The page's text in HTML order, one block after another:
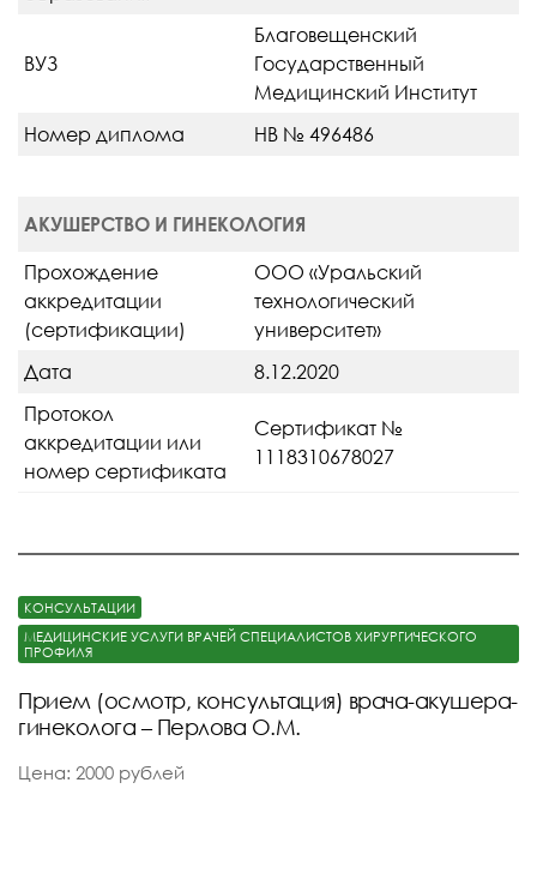
ВУЗ
Благовещенский
Государственный
Медицинский Институт
Номер диплома
НВ № 496486
АКУШЕРСТВО И ГИНЕКОЛОГИЯ
Прохождение
аккредитации
(сертификации)
ООО «Уральский
технологический
университет»
Дата
8.12.2020
Протокол
аккредитации или
номер сертификата
Сертификат №
1118310678027
КОНСУЛЬТАЦИИ
МЕДИЦИНСКИЕ УСЛУГИ ВРАЧЕЙ СПЕЦИАЛИСТОВ ХИРУРГИЧЕСКОГО
ПРОФИЛЯ
Прием (осмотр, консультация) врача-акушера-
гинеколога – Перлова О.М.
Цена: 2000 рублей